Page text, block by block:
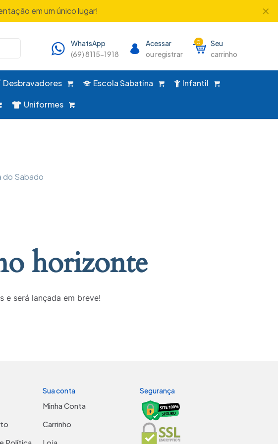
em um único lugar! ✕
WhatsApp
(69) 8115-1918
Acessar
ou registrar
0
Seu
carrinho
Desbravadores Escola Sabatina Infantil
Uniformes
do Sabado
horizonte
e será lançada em breve!
Política
Sua conta
Minha Conta
Carrinho
Loja
Segurança